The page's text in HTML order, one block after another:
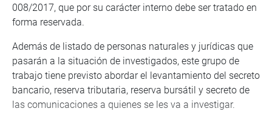
008/2017, que por su carácter interno debe ser tratado en
forma reservada.
Además de listado de personas naturales y jurídicas que
pasarán a la situación de investigados, este grupo de
trabajo tiene previsto abordar el levantamiento del secreto
bancario, reserva tributaria, reserva bursátil y secreto de
las comunicaciones a quienes se les va a investigar.